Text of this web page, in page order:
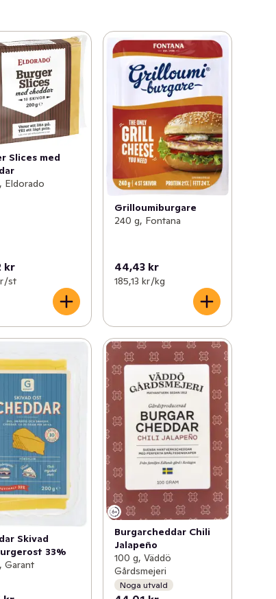
Slices med
Eldorado
kr
/st
Grilloumiburgare
240 g, Fontana
44,43 kr
185,13 kr /kg
Skivad
33%
Garant
Burgarcheddar Chili
Jalapeño
100 g, Väddö
Gårdsmejeri
Noga utvald